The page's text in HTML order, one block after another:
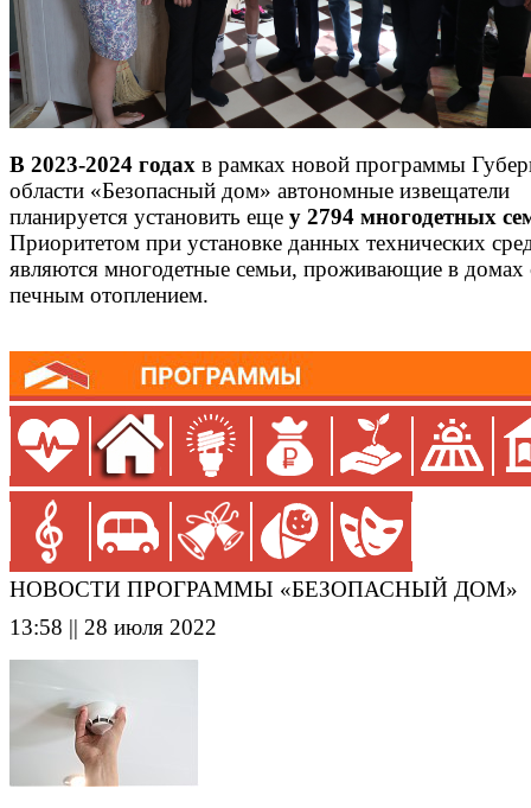
В 2023-2024 годах в рамках новой программы
области «Безопасный дом» автономные извещатели
планируется установить еще у 2794 многодетных
Приоритетом при установке данных технических
являются многодетные семьи, проживающие в домах
печным отоплением.
НОВОСТИ ПРОГРАММЫ «БЕЗОПАСНЫЙ ДОМ»
13:58 || 28 июля 2022